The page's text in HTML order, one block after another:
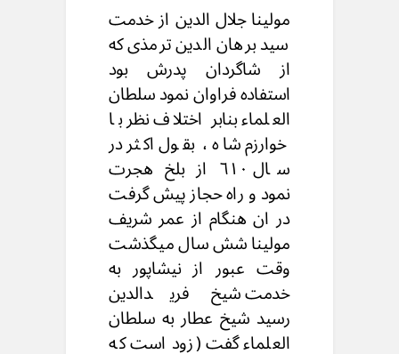
مولينا جلال الدین از خدمت
سید برهان الدین ترمذی که
از شاگردان پدرش بود
استفاده فراوان نمود سلطان
العلماء بنابر اختلاف نظر با
خوارزم شاه ، بقول اکثر در
سال ٦١٠ از بلخ هجرت
نمود و راه حجاز پیش گرفت
در ان هنگام از عمر شریف
مولينا شش سال میگذشت
وقت عبور از نیشاپور به
خدمت شیخ فریدالدین
رسید شيخ عطار به سلطان
العلماء گفت (زود است که